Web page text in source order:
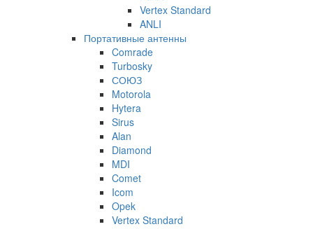
Vertex Standard
ANLI
Портативные антенны
Comrade
Turbosky
СОЮЗ
Motorola
Hytera
Sirus
Alan
Diamond
MDI
Comet
Icom
Opek
Vertex Standard